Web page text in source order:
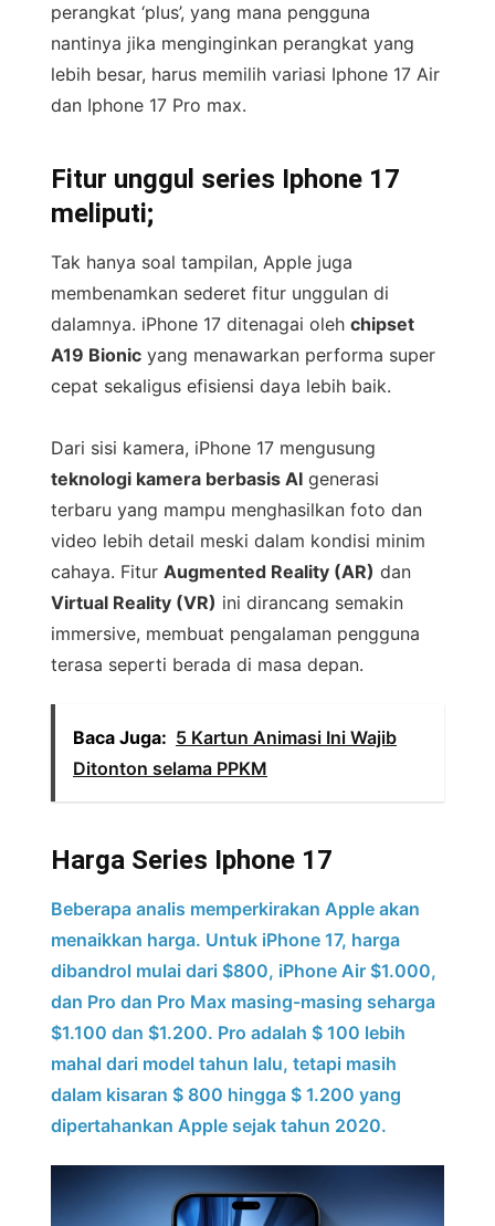
perangkat ‘plus’, yang mana pengguna
nantinya jika menginginkan perangkat yang
lebih besar, harus memilih variasi Iphone 17 Air
dan Iphone 17 Pro max.
Fitur unggul series Iphone 17
meliputi;
Tak hanya soal tampilan, Apple juga
membenamkan sederet fitur unggulan di
dalamnya. iPhone 17 ditenagai oleh chipset
A19 Bionic yang menawarkan performa super
cepat sekaligus efisiensi daya lebih baik.
Dari sisi kamera, iPhone 17 mengusung
teknologi kamera berbasis AI generasi
terbaru yang mampu menghasilkan foto dan
video lebih detail meski dalam kondisi minim
cahaya. Fitur Augmented Reality (AR) dan
Virtual Reality (VR) ini dirancang semakin
immersive, membuat pengalaman pengguna
terasa seperti berada di masa depan.
Baca Juga: 5 Kartun Animasi Ini Wajib
Ditonton selama PPKM
Harga Series Iphone 17
Beberapa analis memperkirakan Apple akan
menaikkan harga. Untuk iPhone 17, harga
dibandrol mulai dari $800, iPhone Air $1.000,
dan Pro dan Pro Max masing-masing seharga
$1.100 dan $1.200. Pro adalah $ 100 lebih
mahal dari model tahun lalu, tetapi masih
dalam kisaran $ 800 hingga $ 1.200 yang
dipertahankan Apple sejak tahun 2020.